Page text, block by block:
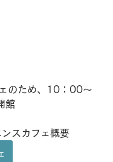
のため、10：00～
館
スカフェ概要